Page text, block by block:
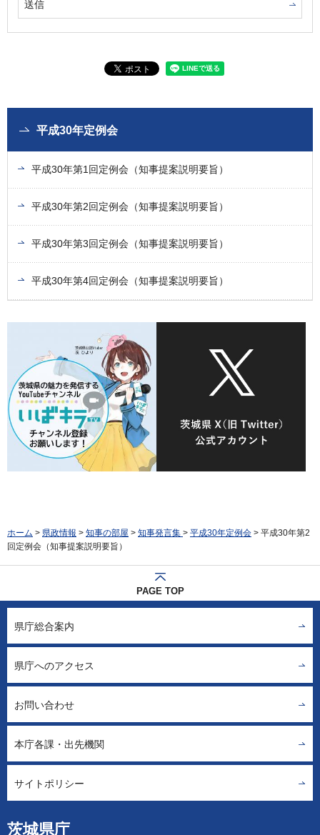
平成30年定例会
平成30年第1回定例会（知事提案説明要旨）
平成30年第2回定例会（知事提案説明要旨）
平成30年第3回定例会（知事提案説明要旨）
平成30年第4回定例会（知事提案説明要旨）
ホーム > 県政情報 > 知事の部屋 > 知事発言集 > 平成30年定例会 > 平成30年第2
回定例会（知事提案説明要旨）
PAGE TOP
茨城県庁
県庁総合案内
県庁へのアクセス
お問い合わせ
本庁各課・出先機関
サイトポリシー